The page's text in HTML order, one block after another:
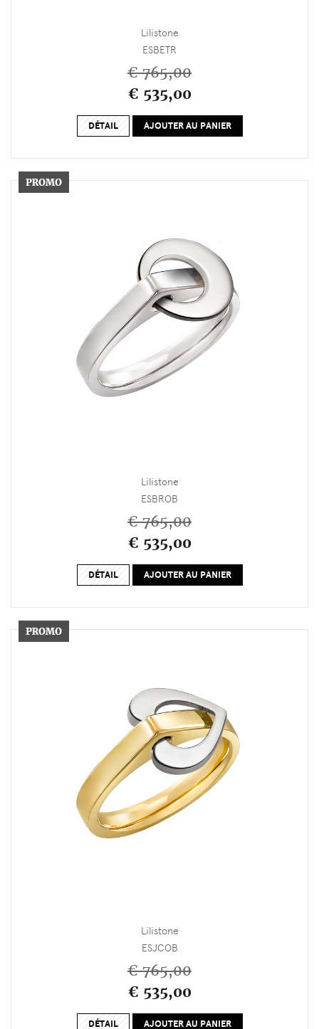
Lilistone
ESBETR
€ 765,00
€ 535,00
DÉTAIL AJOUTER AU PANIER
Lilistone
ESBROB
€ 765,00
€ 535,00
DÉTAIL AJOUTER AU PANIER
Lilistone
ESJCOB
€ 765,00
€ 535,00
DÉTAIL AJOUTER AU PANIER